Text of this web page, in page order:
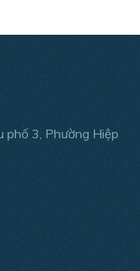
cho ứng dụng
lực siết cao nhất
chỉnh lực mô
phố 3, Phường Hiệp